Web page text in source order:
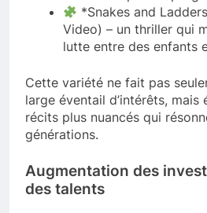
*Snakes and
Video) – un thriller qui
lutte entre des enfants
Cette variété ne fait pas
large éventail d’intérêts, mais
récits plus nuancés qui
générations.
Augmentation des
des talents